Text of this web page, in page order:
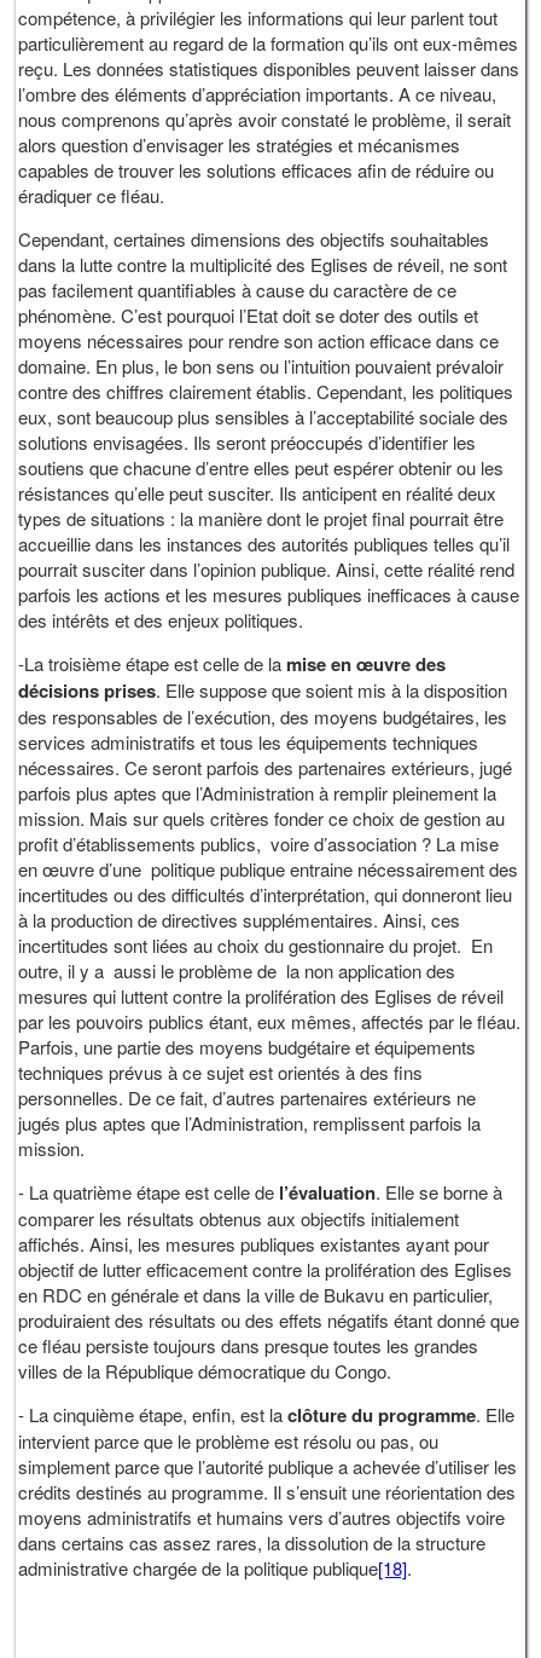
compétence, à privilégier les informations qui leur parlent tout
particulièrement au regard de la formation qu’ils ont eux-mêmes
reçu. Les données statistiques disponibles peuvent laisser dans
l’ombre des éléments d’appréciation importants. A ce niveau,
nous comprenons qu’après avoir constaté le problème, il serait
alors question d’envisager les stratégies et mécanismes
capables de trouver les solutions efficaces afin de réduire ou
éradiquer ce fléau.
Cependant, certaines dimensions des objectifs souhaitables
dans la lutte contre la multiplicité des Eglises de réveil, ne sont
pas facilement quantifiables à cause du caractère de ce
phénomène. C’est pourquoi l’Etat doit se doter des outils et
moyens nécessaires pour rendre son action efficace dans ce
domaine. En plus, le bon sens ou l’intuition pouvaient prévaloir
contre des chiffres clairement établis. Cependant, les politiques
eux, sont beaucoup plus sensibles à l’acceptabilité sociale des
solutions envisagées. Ils seront préoccupés d’identifier les
soutiens que chacune d’entre elles peut espérer obtenir ou les
résistances qu’elle peut susciter. Ils anticipent en réalité deux
types de situations : la manière dont le projet final pourrait être
accueillie dans les instances des autorités publiques telles qu’il
pourrait susciter dans l’opinion publique. Ainsi, cette réalité rend
parfois les actions et les mesures publiques inefficaces à cause
des intérêts et des enjeux politiques.
-La troisième étape est celle de la mise en œuvre des
décisions prises. Elle suppose que soient mis à la disposition
des responsables de l’exécution, des moyens budgétaires, les
services administratifs et tous les équipements techniques
nécessaires. Ce seront parfois des partenaires extérieurs, jugé
parfois plus aptes que l’Administration à remplir pleinement la
mission. Mais sur quels critères fonder ce choix de gestion au
profit d’établissements publics, voire d’association ? La mise
en œuvre d’une politique publique entraine nécessairement des
incertitudes ou des difficultés d’interprétation, qui donneront lieu
à la production de directives supplémentaires. Ainsi, ces
incertitudes sont liées au choix du gestionnaire du projet. En
outre, il y a aussi le problème de la non application des
mesures qui luttent contre la prolifération des Eglises de réveil
par les pouvoirs publics étant, eux mêmes, affectés par le fléau.
Parfois, une partie des moyens budgétaire et équipements
techniques prévus à ce sujet est orientés à des fins
personnelles. De ce fait, d’autres partenaires extérieurs ne
jugés plus aptes que l’Administration, remplissent parfois la
mission.
- La quatrième étape est celle de l’évaluation. Elle se borne à
comparer les résultats obtenus aux objectifs initialement
affichés. Ainsi, les mesures publiques existantes ayant pour
objectif de lutter efficacement contre la prolifération des Eglises
en RDC en générale et dans la ville de Bukavu en particulier,
produiraient des résultats ou des effets négatifs étant donné que
ce fléau persiste toujours dans presque toutes les grandes
villes de la République démocratique du Congo.
- La cinquième étape, enfin, est laclôture du programme. Elle
intervient parce que le problème est résolu ou pas, ou
simplement parce que l’autorité publique a achevée d’utiliser les
crédits destinés au programme. Il s’ensuit une réorientation des
moyens administratifs et humains vers d’autres objectifs voire
dans certains cas assez rares, la dissolution de la structure
administrative chargée de la politique publique[18].